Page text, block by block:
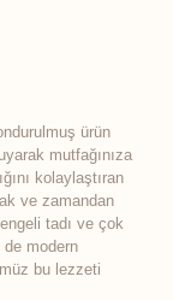
ürün
mutfağınıza
kolaylaştıran
ve zamandan
tadı ve çok
modern
bu lezzeti